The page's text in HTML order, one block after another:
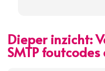
Dieper inzicht:
SMTP